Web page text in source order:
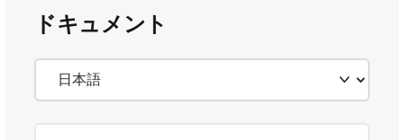
ドキュメント